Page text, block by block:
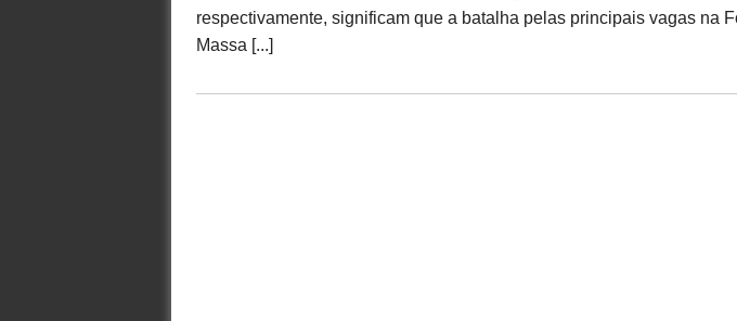
respectivamente, significam que a batalha pelas principais vagas na
Massa [...]